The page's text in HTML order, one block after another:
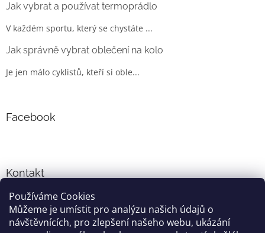
Používáme Cookies
Můžeme je umístit pro analýzu našich údajů o
návštěvnících, pro zlepšení našeho webu, ukázání
Jak vybrat a používat termoprádlo
V každém sportu, který se chystáte ...
Jak správně vybrat oblečení na kolo
Je jen málo cyklistů, kteří si oble...
Facebook
Kontakt
info@cyklo-obleceni.cz
+420777081700